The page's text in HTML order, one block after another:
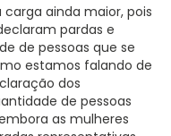
ainda maior, pois
pardas e
de pessoas que se
estamos falando de
dos
de pessoas
as mulheres